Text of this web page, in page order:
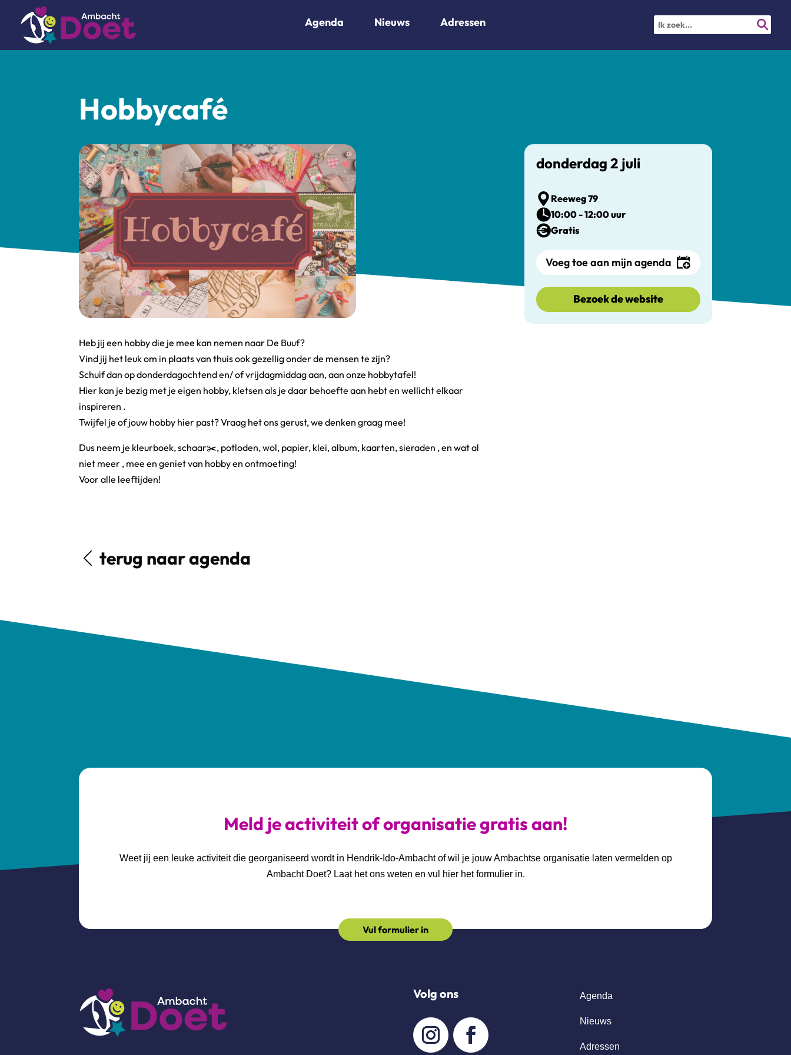
Agenda Nieuws Adressen
Hobbycafé
Heb jij een hobby die je mee kan nemen naar De Buuf?
Vind jij het leuk om in plaats van thuis ook gezellig onder de mensen te zijn?
Schuif dan op donderdagochtend en/ of vrijdagmiddag aan, aan onze hobbytafel!
Hier kan je bezig met je eigen hobby, kletsen als je daar behoefte aan hebt en wellicht elkaar
inspireren .
Twijfel je of jouw hobby hier past? Vraag het ons gerust, we denken graag mee!
Dus neem je kleurboek, schaar✂️, potloden, wol, papier, klei, album, kaarten, sieraden , en wat al
niet meer , mee en geniet van hobby en ontmoeting!
Voor alle leeftijden!
terug naar agenda
donderdag 2 juli
Reeweg 79
10:00 - 12:00 uur
Gratis
Voeg toe aan mijn agenda
Bezoek de website
Meld je activiteit of organisatie gratis aan!
Weet jij een leuke activiteit die georganiseerd wordt in Hendrik-Ido-Ambacht of wil je jouw Ambachtse organisatie laten vermelden op
Ambacht Doet? Laat het ons weten en vul hier het formulier in.
Vul formulier in
Volg ons Agenda
Nieuws
Adressen